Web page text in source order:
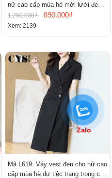
nữ cao cấp mùa hè mới lưới đen
cao cấp khí chất nhỏ tay ngắn
1.200.000₫ 890.000₫
Xem: 2139
Mã L619: Váy vest đen cho nữ cao
cấp mùa hè dự tiệc trang trọng cao
Zalo